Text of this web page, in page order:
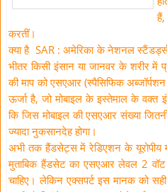
करतीं।
क्या है SAR : अमेरिका के नेशनल
भीतर किसी इंसान या जानवर के शरीर में
की माप को एसएआर (स्पैसिफिक
ऊर्जा है, जो मोबाइल के इस्तेमाल के वक्त
कि जिस मोबाइल की एसएआर संख्या
ज्यादा नुकसानदेह होगा।
अभी तक हैंडसेट्स में रेडिएशन के यूरोपीय
मुताबिक हैंडसेट का एसएआर लेवल 2 वॉट
चाहिए। लेकिन एक्सपर्ट इस मानक को